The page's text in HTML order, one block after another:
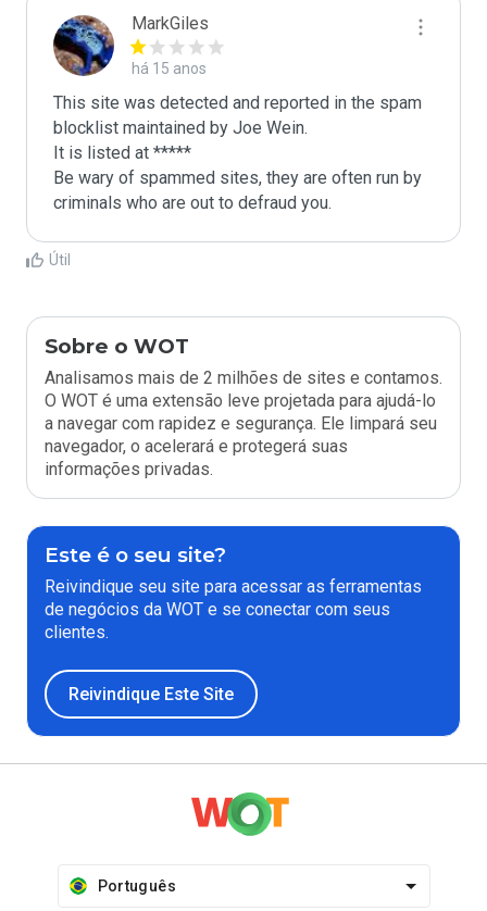
MarkGiles
há 15 anos
This site was detected and reported in the spam
blocklist maintained by Joe Wein.
It is listed at *****
Be wary of spammed sites, they are often run by
criminals who are out to defraud you.
Útil
Sobre o WOT
Analisamos mais de 2 milhões de sites e contamos.
O WOT é uma extensão leve projetada para ajudá-lo
a navegar com rapidez e segurança. Ele limpará seu
navegador, o acelerará e protegerá suas
informações privadas.
Este é o seu site?
Reivindique seu site para acessar as ferramentas
de negócios da WOT e se conectar com seus
clientes.
Reivindique Este Site
Português